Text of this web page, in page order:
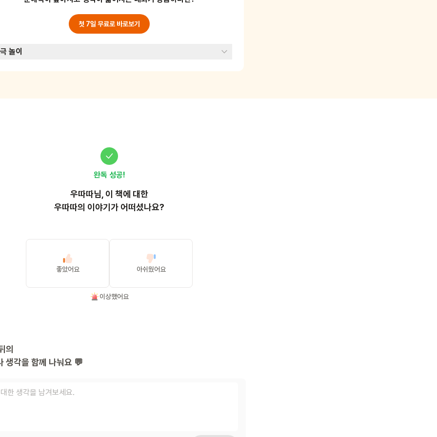
첫 7일 무료로 바로보기
놀이
완독 성공!
우따따님, 이 책에 대한
우따따의 이야기가 어떠셨나요?
좋았어요 아쉬웠어요
이상했어요
의
생각을 함께 나눠요 💬